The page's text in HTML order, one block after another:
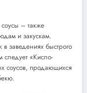
соусы – также
и закускам.
заведениях быстрого
следует «Кисло-
соусов, продающихся